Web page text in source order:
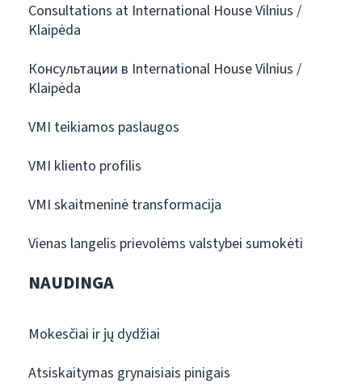
Consultations at International House Vilnius /
Klaipėda
Консультации в International House Vilnius /
Klaipėda
VMI teikiamos paslaugos
VMI kliento profilis
VMI skaitmeninė transformacija
Vienas langelis prievolėms valstybei sumokėti
NAUDINGA
Mokesčiai ir jų dydžiai
Atsiskaitymas grynaisiais pinigais